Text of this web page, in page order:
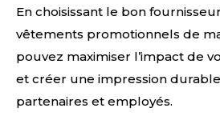
En choisissant le bon
vêtements promotionnels de
pouvez maximiser l’impact de
et créer une impression
partenaires et employés.